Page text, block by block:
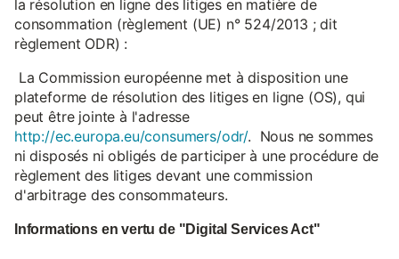
la résolution en ligne des litiges en matière de
consommation (règlement (UE) n° 524/2013 ; dit
règlement ODR) :
La Commission européenne met à disposition une
plateforme de résolution des litiges en ligne (OS), qui
peut être jointe à l'adresse
http://ec.europa.eu/consumers/odr/. Nous ne sommes
ni disposés ni obligés de participer à une procédure de
règlement des litiges devant une commission
d'arbitrage des consommateurs.
Informations en vertu de "Digital Services Act"